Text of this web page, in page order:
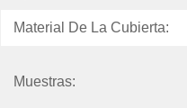
Material De La Cubierta:
Muestras: